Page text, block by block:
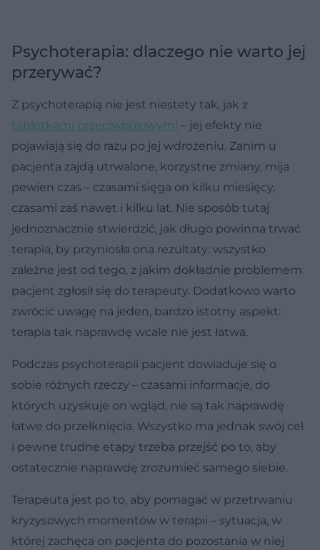
Psychoterapia: dlaczego nie warto jej
przerywać?
Z psychoterapią nie jest niestety tak, jak z
tabletkami przeciwbólowymi – jej efekty nie
pojawiają się do razu po jej wdrożeniu. Zanim u
pacjenta zajdą utrwalone, korzystne zmiany, mija
pewien czas – czasami sięga on kilku miesięcy,
czasami zaś nawet i kilku lat. Nie sposób tutaj
jednoznacznie stwierdzić, jak długo powinna trwać
terapia, by przyniosła ona rezultaty: wszystko
zależne jest od tego, z jakim dokładnie problemem
pacjent zgłosił się do terapeuty. Dodatkowo warto
zwrócić uwagę na jeden, bardzo istotny aspekt:
terapia tak naprawdę wcale nie jest łatwa.
Podczas psychoterapii pacjent dowiaduje się o
sobie różnych rzeczy – czasami informacje, do
których uzyskuje on wgląd, nie są tak naprawdę
łatwe do przełknięcia. Wszystko ma jednak swój cel
i pewne trudne etapy trzeba przejść po to, aby
ostatecznie naprawdę zrozumieć samego siebie.
Terapeuta jest po to, aby pomagać w przetrwaniu
kryzysowych momentów w terapii – sytuacja, w
której zachęca on pacjenta do pozostania w niej